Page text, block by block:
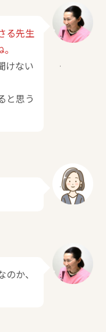
る先生
けない
と思う
か、